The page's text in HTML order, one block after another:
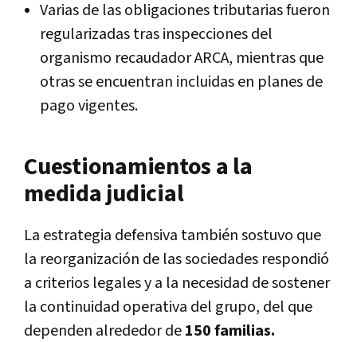
Varias de las obligaciones tributarias fueron
regularizadas tras inspecciones del
organismo recaudador ARCA, mientras que
otras se encuentran incluidas en planes de
pago vigentes.
Cuestionamientos a la
medida judicial
La estrategia defensiva también sostuvo que
la reorganización de las sociedades respondió
a criterios legales y a la necesidad de sostener
la continuidad operativa del grupo, del que
dependen alrededor de150 familias.